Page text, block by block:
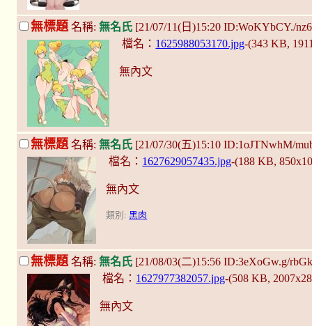
無標題名稱: 無名氏 [21/07/11(日)15:20 ID:WoKYbCY./
檔名： 1625988053170.jpg-(343 KB,
無內文
無標題 名稱: 無名氏 [21/07/30(五)15:10 ID:1oJTNwhM/
檔名： 1627629057435.jpg-(188 KB,
無內文
類別:黑肉
無標題 名稱: 無名氏 [21/08/03(二)15:56 ID:3eXoGw.g/
檔名： 1627977382057.jpg-(508 KB,
無內文